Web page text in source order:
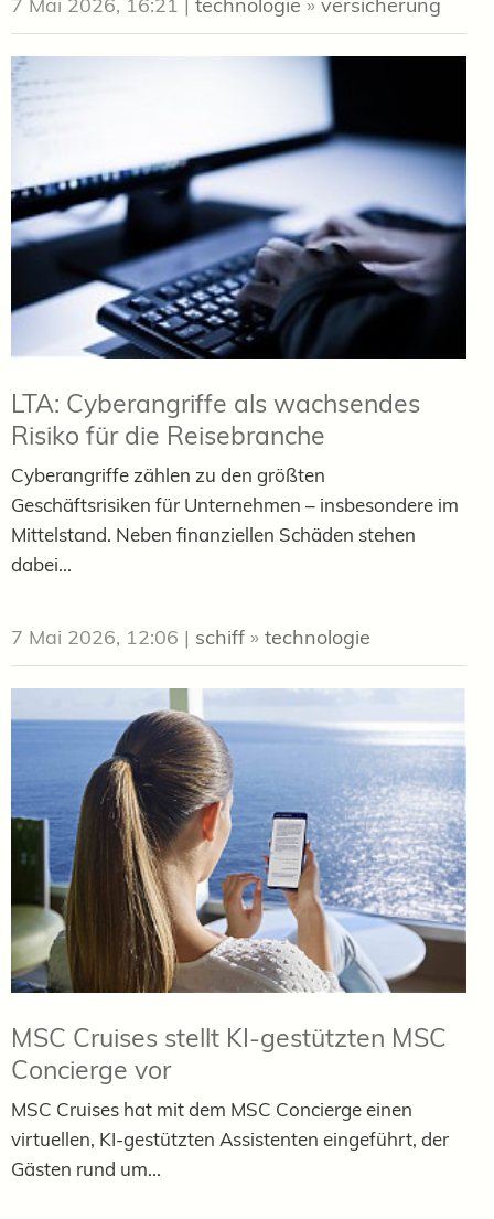
LTA: Cyberangriffe als wachsendes
Risiko für die Reisebranche
Cyberangriffe zählen zu den größten
Geschäftsrisiken für Unternehmen – insbesondere im
Mittelstand. Neben finanziellen Schäden stehen
dabei...
7 Mai 2026, 12:06 | schiff » technologie
MSC Cruises stellt KI-gestützten MSC
Concierge vor
MSC Cruises hat mit dem MSC Concierge einen
virtuellen, KI-gestützten Assistenten eingeführt, der
Gästen rund um...